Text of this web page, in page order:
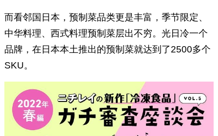
而看邻国日本，预制菜品类更是丰富，季节限定、
中华料理、西式料理预制菜层出不穷。光日冷一个
品牌，在日本本土推出的预制菜就达到了2500多个
SKU。